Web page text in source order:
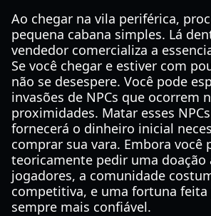
Ao chegar na vila periférica,
pequena cabana simples. Lá
vendedor comercializa a
Se você chegar e estiver com
não se desespere. Você pode
invasões de NPCs que ocorrem
proximidades. Matar esses
fornecerá o dinheiro inicial
comprar sua vara. Embora você
teoricamente pedir uma doação
jogadores, a comunidade
competitiva, e uma fortuna
sempre mais confiável.